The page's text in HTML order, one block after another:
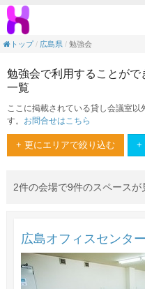
勉強会の目的で
トップ
広島県 勉強会
勉強会で利用することが
一覧
ここに掲載されている貸し会議室以
す。 お問合せはこちら
+ 更にエリアで絞り込む +
2件の会場で9件のスペースが
広島オフィスセンタ